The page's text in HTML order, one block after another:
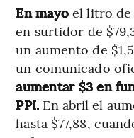
En mayo el litro de
en surtidor de
un aumento de
un comunicado
aumentar $3 en
PPI. En abril el
hasta $77,88,